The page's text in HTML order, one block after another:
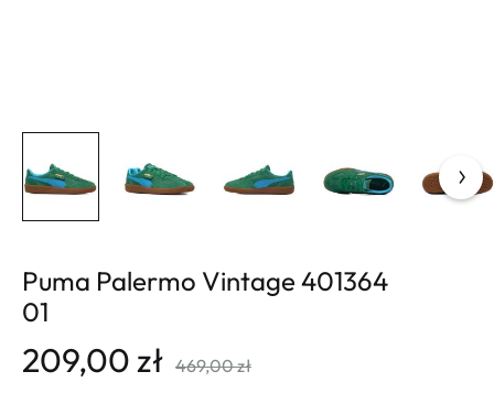
Puma Palermo Vintage 401364
01
209,00zł 469,00zł